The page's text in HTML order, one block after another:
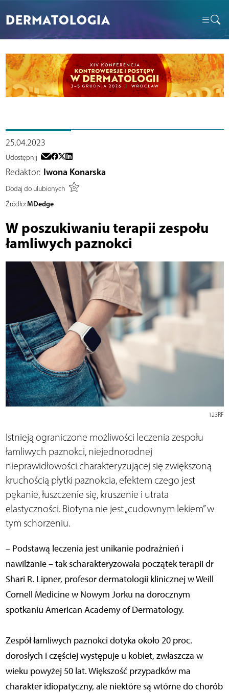
DERMATOLOGIA
25.04.2023
Udostępnij
Redaktor: Iwona Konarska
Dodaj do ulubionych
Źródło: MDedge
W poszukiwaniu terapii zespołu
łamliwych paznokci
123RF
Istnieją ograniczone możliwości leczenia zespołu
łamliwych paznokci, niejednorodnej
nieprawidłowości charakteryzującej się zwiększoną
kruchością płytki paznokcia, efektem czego jest
pękanie, łuszczenie się, kruszenie i utrata
elastyczności. Biotyna nie jest „cudownym lekiem” w
tym schorzeniu.
– Podstawą leczenia jest unikanie podrażnień i
nawilżanie – tak scharakteryzowała początek terapii dr
Shari R. Lipner, profesor dermatologii klinicznej w Weill
Cornell Medicine w Nowym Jorku na dorocznym
spotkaniu American Academy of Dermatology.
Zespół łamliwych paznokci dotyka około 20 proc.
dorosłych i częściej występuje u kobiet, zwłaszcza w
wieku powyżej 50 lat. Większość przypadków ma
charakter idiopatyczny, ale niektóre są wtórne do chorób